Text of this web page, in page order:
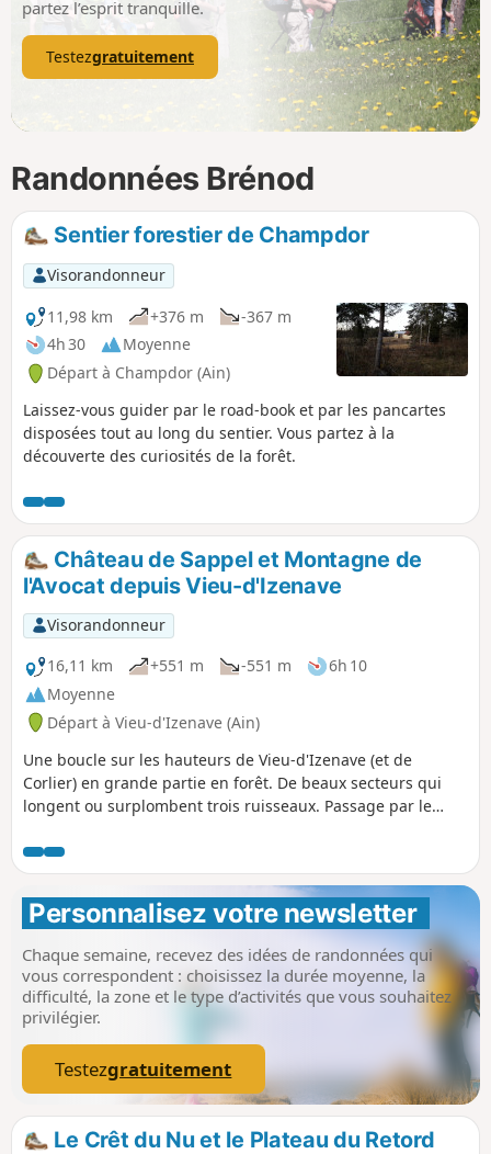
partez l’esprit tranquille.
Testezgratuitement
Randonnées Brénod
Sentier forestier de Champdor
Visorandonneur
11,98 km
+376 m
-367 m
4h 30
Moyenne
Départ à Champdor (Ain)
Laissez-vous guider par le road-book et par les pancartes
disposées tout au long du sentier. Vous partez à la
découverte des curiosités de la forêt.
Château de Sappel et Montagne de
l'Avocat depuis Vieu-d'Izenave
Visorandonneur
16,11 km
+551 m -551 m
6h 10
Moyenne
Départ à Vieu-d'Izenave (Ain)
Une boucle sur les hauteurs de Vieu-d'Izenave (et de
Corlier) en grande partie en forêt. De beaux secteurs qui
longent ou surplombent trois ruisseaux. Passage par le
éoliens de Corlier.
Personnalisez votre newsletter
Chaque semaine, recevez des idées de randonnées qui
vous correspondent : choisissez la durée moyenne, la
difficulté, la zone et le type d’activités que vous souhaitez
privilégier.
Testezgratuitement
Le Crêt du Nu et le Plateau du Retord